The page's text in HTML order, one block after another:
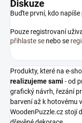
Diskuze
Buďte první, kdo
Pouze registrovaní
přihlaste se nebo se
Produkty, které na e-
realizujeme sami - od
grafický návrh, řezání
barvení až k hotovému
WoodenPuzzle.cz stojí